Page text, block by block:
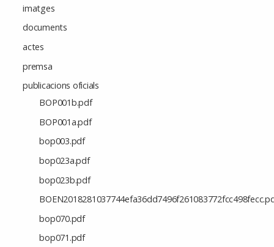
imatges
documents
actes
premsa
publicacions oficials
BOP001b.pdf
BOP001a.pdf
bop003.pdf
bop023a.pdf
bop023b.pdf
bop070.pdf
bop071.pdf